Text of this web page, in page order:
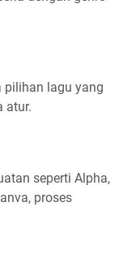
pilihan lagu yang
atur.
seperti Alpha,
proses